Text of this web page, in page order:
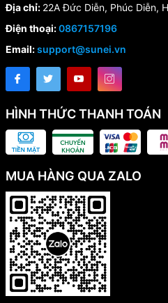
Địa chỉ: 22A Đức Diễn, Phúc Diễn,
Điện thoại:0867157196
Email:support@sunei.vn
HÌNH THỨC THANH TOÁN
MUA HÀNG QUA ZALO